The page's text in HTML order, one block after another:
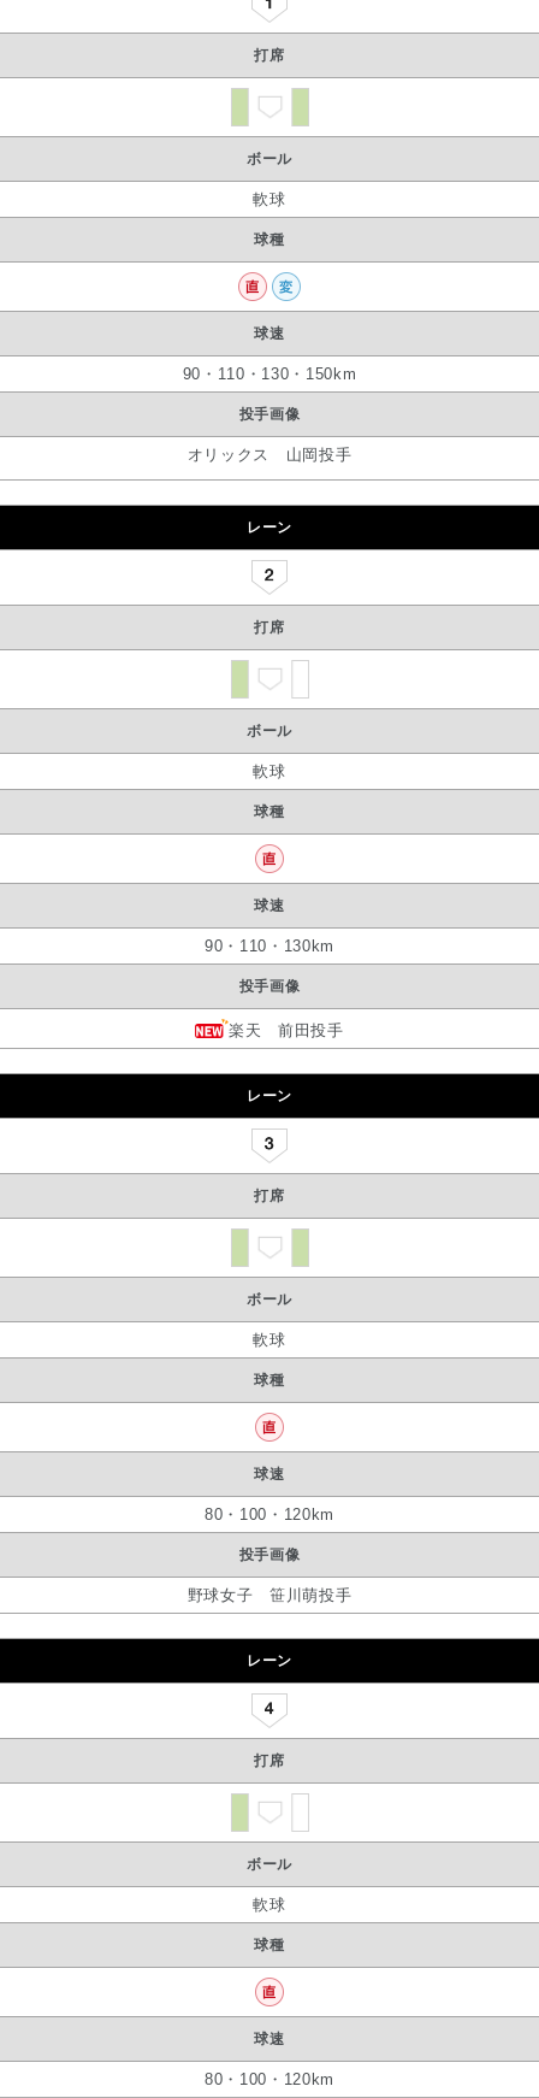
打席
ボール
軟球
球種
球速
90・110・130・150km
投手画像
オリックス 山岡投手
レーン
打席
ボール
軟球
球種
球速
90・110・130km
投手画像
楽天 前田投手
レーン
打席
ボール
軟球
球種
球速
80・100・120km
投手画像
野球女子 笹川萌投手
レーン
打席
ボール
軟球
球種
球速
80・100・120km